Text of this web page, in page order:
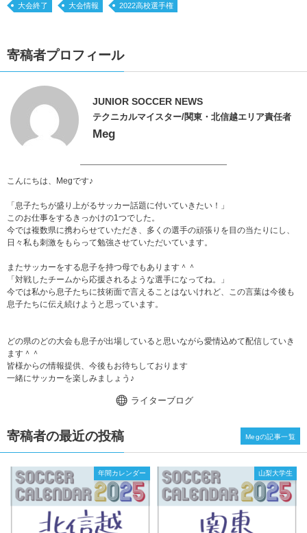
大会終了 大会情報 2022高校選手権
寄稿者プロフィール
JUNIOR SOCCER NEWS
テクニカルマイスター/関東・北信越エリア責任者
Meg
こんにちは、Megです♪
「息子たちが盛り上がるサッカー話題に付いていきたい！」
このお仕事をするきっかけの1つでした。
今では複数県に携わらせていただき、多くの選手の頑張りを目の当たりにし、
日々私も刺激をもらって勉強させていただいています。
またサッカーをする息子を持つ母でもあります＾＾
「対戦したチームから応援されるような選手になってね。」
今では私から息子たちに技術面で言えることはないけれど、この言葉は今後も
息子たちに伝え続けようと思っています。
どの県のどの大会も息子が出場していると思いながら愛情込めて配信していき
ます＾＾
皆様からの情報提供、今後もお待ちしております
一緒にサッカーを楽しみましょう♪
ライターブログ
寄稿者の最近の投稿
年間カレンダー 山梨大学生
Megの記事一覧